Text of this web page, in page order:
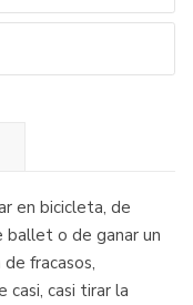
en bicicleta, de
ballet o de ganar un
fracasos,
casi, casi tirar la